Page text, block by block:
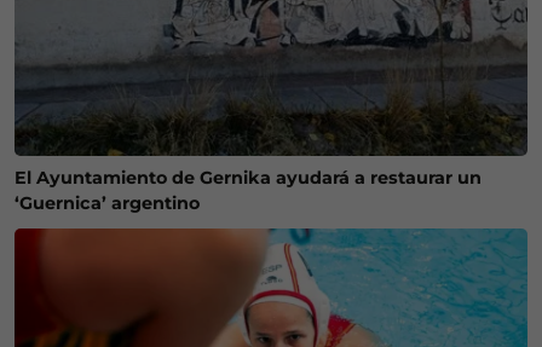
El Ayuntamiento de Gernika ayudará a restaurar un
‘Guernica’ argentino